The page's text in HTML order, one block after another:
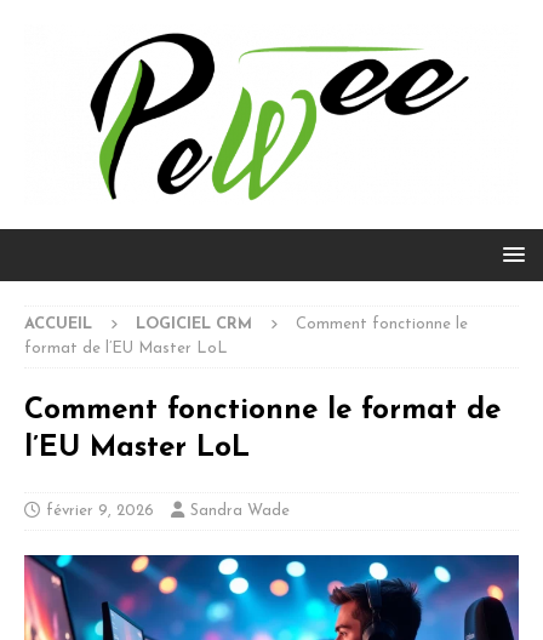
ACCUEIL LOGICIEL CRM
Comment fonctionne le
format de l’EU Master LoL
Comment fonctionne le format de
l’EU Master LoL
février 9, 2026 Sandra Wade